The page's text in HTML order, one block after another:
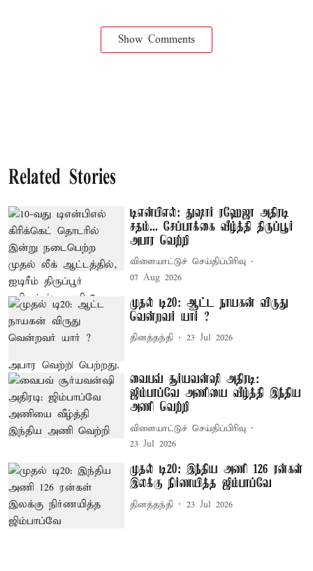
Show Comments
Related Stories
டிஎன்பிஎல்: துஷார் ரஹேஜா அதிரடி
சதம்... சேப்பாக்கை வீழ்த்தி திருப்பூர்
அபார வெற்றி
விளையாட்டுச் செய்திப்பிரிவு
07 Aug 2026
முதல் டி20: ஆட்ட நாயகன் விருது
வென்றவர் யார் ?
தினத்தந்தி 23 Jul 2026
வைபவ் சூர்யவன்ஷி அதிரடி:
ஜிம்பாப்வே அணியை வீழ்த்தி இந்திய
அணி வெற்றி
விளையாட்டுச் செய்திப்பிரிவு
23 Jul 2026
முதல் டி20: இந்திய அணி 126 ரன்கள்
இலக்கு நிர்ணயித்த ஜிம்பாப்வே
தினத்தந்தி 23 Jul 2026